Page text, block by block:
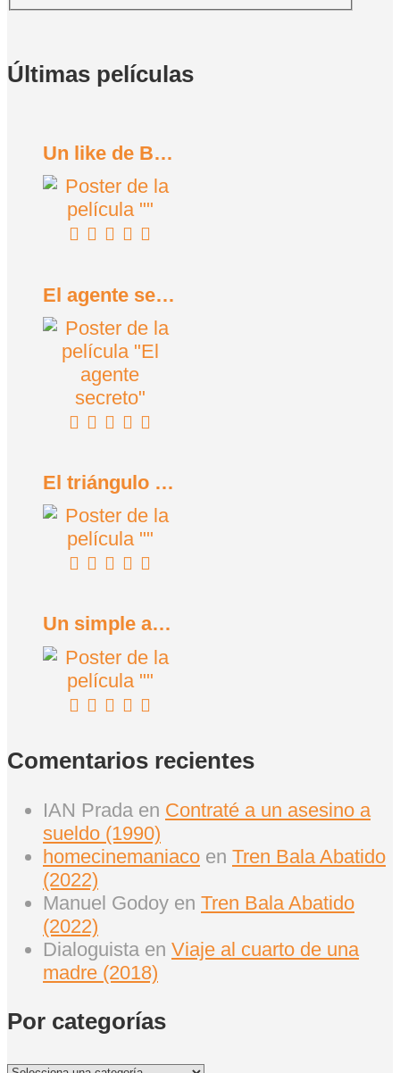
Últimas películas
Un like de Bob Trevino (2024)
El agente secreto (2025)
El triángulo de la tristeza (2022)
Un simple accidente (2025)
Comentarios recientes
IAN Prada en Contraté a un asesino a
sueldo (1990)
homecinemaniaco en Tren Bala Abatido
(2022)
Manuel Godoy en Tren Bala Abatido
(2022)
Dialoguista en Viaje al cuarto de una
madre (2018)
Por categorías